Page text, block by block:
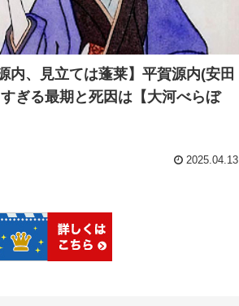
内、見立ては蓬莱】平賀源内(安田
ぎる最期と死因は【大河べらぼ
2025.04.13